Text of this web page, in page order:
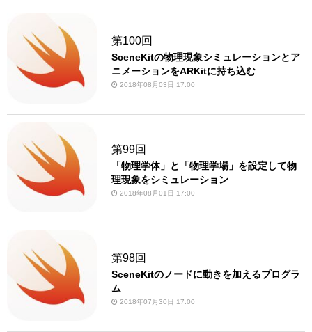
第100回
SceneKitの物理現象シミュレーションとア
ニメーションをARKitに持ち込む
2018年08月03日 17:00
第99回
「物理学体」と「物理学場」を設定して物
理現象をシミュレーション
2018年08月01日 17:00
第98回
SceneKitのノードに動きを加えるプログラ
ム
2018年07月30日 17:00